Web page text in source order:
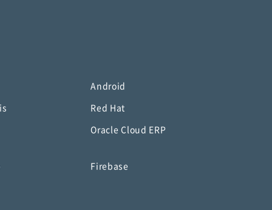
Android
Red Hat
Oracle Cloud ERP
Firebase